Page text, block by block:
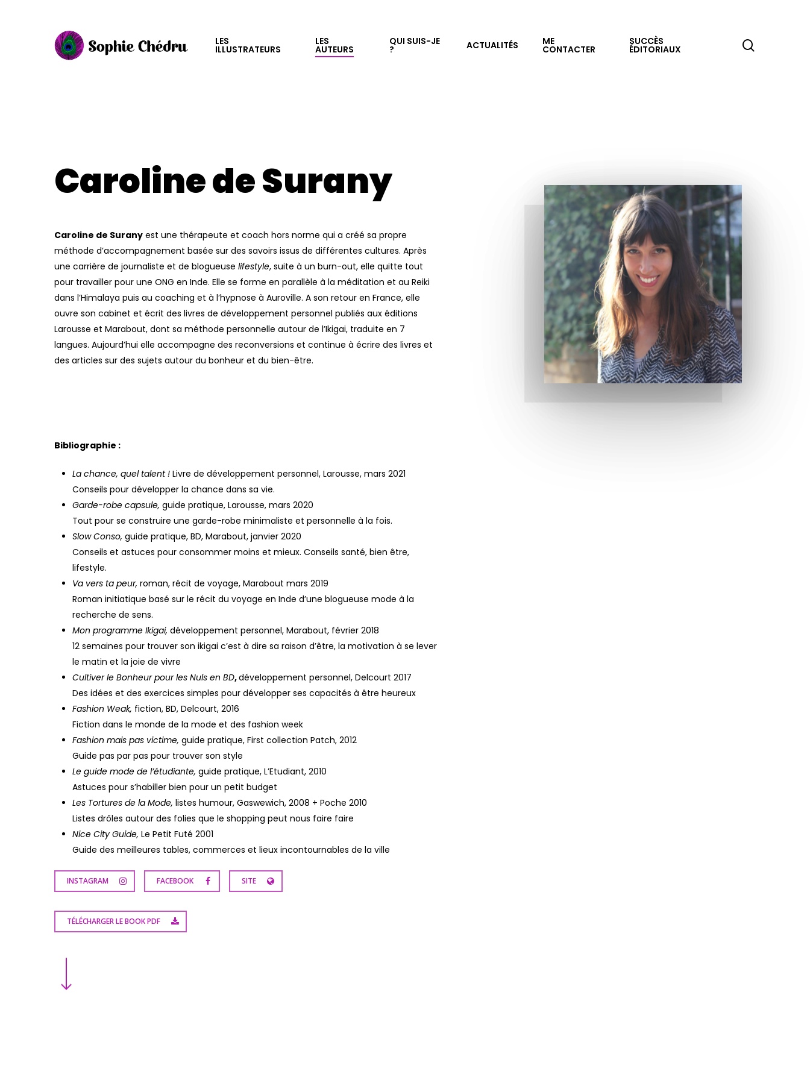
LES
ILLUSTRATEURS
LES
AUTEURS
QUI SUIS-JE
? ACTUALITÉS ME
CONTACTER
SUCCÈS
ÉDITORIAUX
CarolinedeSurany
Caroline de Surany est une thérapeute et coach hors norme qui a créé sa propre
méthode d’accompagnement basée sur des savoirs issus de différentes cultures. Après
une carrière de journaliste et de blogueuselifestyle, suite à un burn-out, elle quitte tout
pour travailler pour une ONG en Inde. Elle se forme en parallèle à la méditation et au Reiki
dans l’Himalaya puis au coaching et à l’hypnose à Auroville. A son retour en France, elle
ouvre son cabinet et écrit des livres de développement personnel publiés aux éditions
Larousse et Marabout, dont sa méthode personnelle autour de l’Ikigai, traduite en 7
langues. Aujourd’hui elle accompagne des reconversions et continue à écrire des livres et
des articles sur des sujets autour du bonheur et du bien-être.
Bibliographie :
La chance, quel talent ! Livre de développement personnel, Larousse, mars 2021
Conseils pour développer la chance dans sa vie.
Garde-robe capsule, guide pratique, Larousse, mars 2020
Tout pour se construire une garde-robe minimaliste et personnelle à la fois.
Slow Conso, guide pratique, BD, Marabout, janvier 2020
Conseils et astuces pour consommer moins et mieux. Conseils santé, bien être,
lifestyle.
Va vers ta peur, roman, récit de voyage, Marabout mars 2019
Roman initiatique basé sur le récit du voyage en Inde d’une blogueuse mode à la
recherche de sens.
Mon programme Ikigai, développement personnel, Marabout, février 2018
12 semaines pour trouver son ikigai c’est à dire sa raison d’être, la motivation à se lever
le matin et la joie de vivre
Cultiver le Bonheur pour les Nuls en BD,développement personnel, Delcourt 2017
Des idées et des exercices simples pour développer ses capacités à être heureux
Fashion Weak, fiction, BD, Delcourt, 2016
Fiction dans le monde de la mode et des fashion week
Fashion mais pas victime, guide pratique, First collection Patch, 2012
Guide pas par pas pour trouver son style
Le guide mode de l’étudiante, guide pratique, L’Etudiant, 2010
Astuces pour s’habiller bien pour un petit budget
Les Tortures de la Mode, listes humour, Gaswewich, 2008 + Poche 2010
Listes drôles autour des folies que le shopping peut nous faire faire
Nice City Guide, Le Petit Futé 2001
Guide des meilleures tables, commerces et lieux incontournables de la ville
INSTAGRAM FACEBOOK SITE
TÉLÉCHARGER LE BOOK PDF